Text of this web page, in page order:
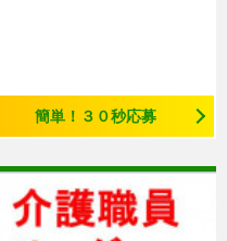
簡単！３０秒応募